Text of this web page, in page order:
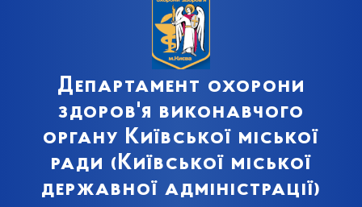
Департамент охорони
здоров'я виконавчого
органу Київської міської
ради (Київської міської
державної адміністрації)